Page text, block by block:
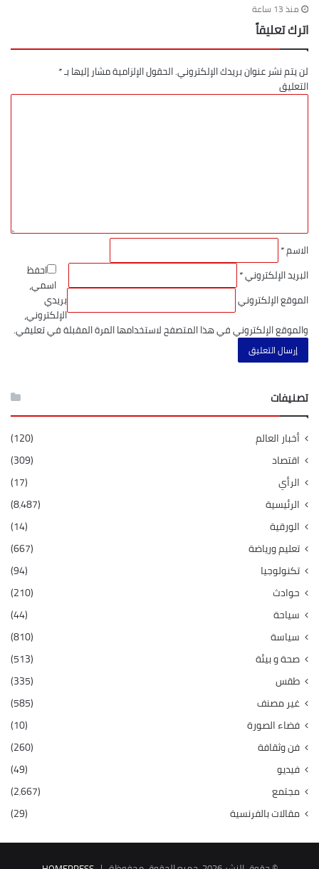
منذ 13 ساعة
اترك تعليقاً
لن يتم نشر عنوان بريدك الإلكتروني.الحقول الإلزامية مشار إليها بـ*
التعليق
الاسم*
البريد الإلكتروني*
الموقع الإلكتروني
احفظ
اسمي،
بريدي
الإلكتروني،
والموقع الإلكتروني في هذا المتصفح لاستخدامها المرة المقبلة في تعليقي.
تصنيفات
أخبار العالم
(120)
اقتصاد
(309)
الرأي
(17)
الرئيسية
(8٬487)
الورقية
(14)
تعليم ورياضة
(667)
تكنولوجيا
(94)
حوادث
(210)
سياحة
(44)
سياسة
(810)
صحة و بيئة
(513)
طقس
(335)
غير مصنف
(585)
فضاء الصورة
(10)
فن وثقافة
(260)
فيديو
(49)
مجتمع
(2٬667)
مقالات بالفرنسية
(29)